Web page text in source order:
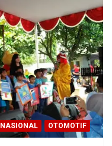
NASIONAL OTOMOTIF